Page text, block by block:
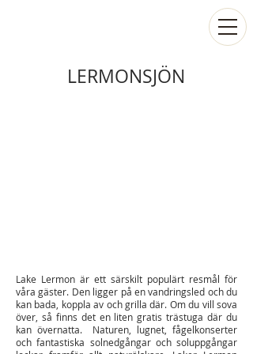
LERMONSJÖN
Lake Lermon är ett särskilt populärt resmål för
våra gäster. Den ligger på en vandringsled och du
kan bada, koppla av och grilla där. Om du vill sova
över, så finns det en liten gratis trästuga där du
kan övernatta. Naturen, lugnet, fågelkonserter
och fantastiska solnedgångar och soluppgångar